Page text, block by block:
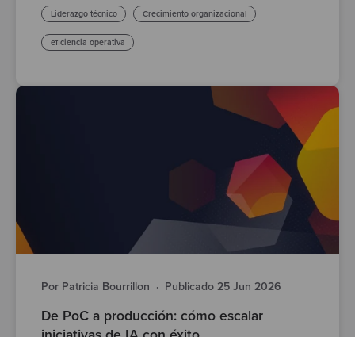
Liderazgo técnico Crecimiento organizacional
eficiencia operativa
Por Patricia Bourrillon · Publicado 25 Jun 2026
De PoC a producción: cómo escalar